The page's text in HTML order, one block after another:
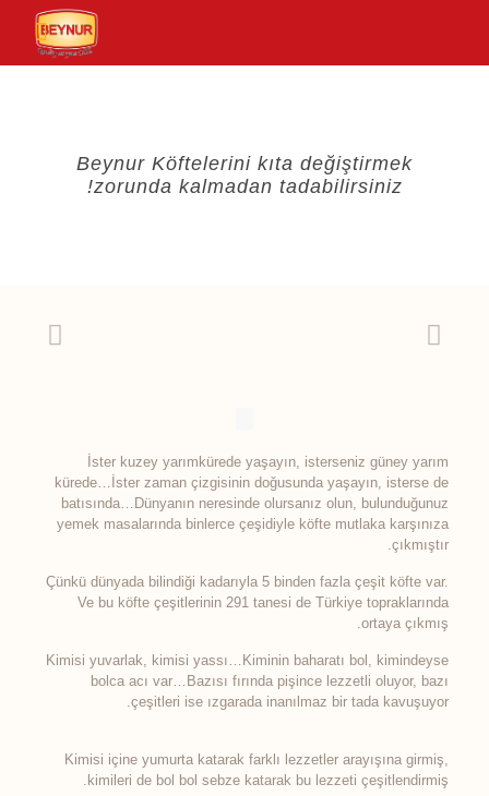
Beynur Köftelerini kıta değiştirmek
zorunda kalmadan tadabilirsiniz!
İster kuzey yarımkürede yaşayın, isterseniz güney yarım
kürede…İster zaman çizgisinin doğusunda yaşayın, isterse de
batısında…Dünyanın neresinde olursanız olun, bulunduğunuz
yemek masalarında binlerce çeşidiyle köfte mutlaka karşınıza
çıkmıştır.
Çünkü dünyada bilindiği kadarıyla 5 binden fazla çeşit köfte var.
Ve bu köfte çeşitlerinin 291 tanesi de Türkiye topraklarında
ortaya çıkmış.
Kimisi yuvarlak, kimisi yassı…Kiminin baharatı bol, kimindeyse
bolca acı var…Bazısı fırında pişince lezzetli oluyor, bazı
çeşitleri ise ızgarada inanılmaz bir tada kavuşuyor.
Kimisi içine yumurta katarak farklı lezzetler arayışına girmiş,
kimileri de bol bol sebze katarak bu lezzeti çeşitlendirmiş.